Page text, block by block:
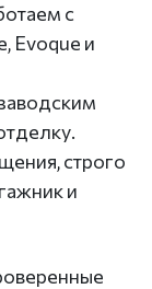
с
Evoque и
строго
и